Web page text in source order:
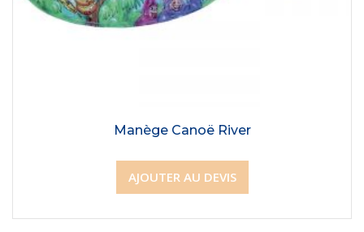
Manège Canoë River
AJOUTER AU DEVIS